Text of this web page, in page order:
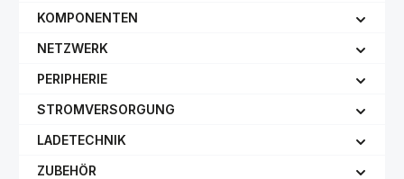
KOMPONENTEN
NETZWERK
PERIPHERIE
STROMVERSORGUNG
LADETECHNIK
ZUBEHÖR